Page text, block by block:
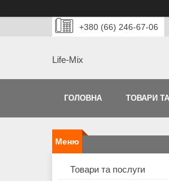
+380 (66) 246-67-06
Life-Mix
ГОЛОВНА ТОВАРИ
Товари та послуги